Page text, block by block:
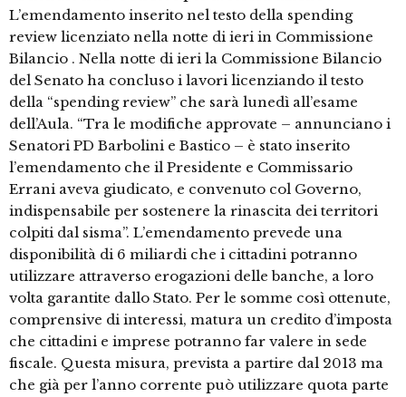
L’emendamento inserito nel testo della spending
review licenziato nella notte di ieri in Commissione
Bilancio . Nella notte di ieri la Commissione Bilancio
del Senato ha concluso i lavori licenziando il testo
della “spending review” che sarà lunedì all’esame
dell’Aula. “Tra le modifiche approvate – annunciano i
Senatori PD Barbolini e Bastico – è stato inserito
l’emendamento che il Presidente e Commissario
Errani aveva giudicato, e convenuto col Governo,
indispensabile per sostenere la rinascita dei territori
colpiti dal sisma”. L’emendamento prevede una
disponibilità di 6 miliardi che i cittadini potranno
utilizzare attraverso erogazioni delle banche, a loro
volta garantite dallo Stato. Per le somme così ottenute,
comprensive di interessi, matura un credito d’imposta
che cittadini e imprese potranno far valere in sede
fiscale. Questa misura, prevista a partire dal 2013 ma
che già per l’anno corrente può utilizzare quota parte